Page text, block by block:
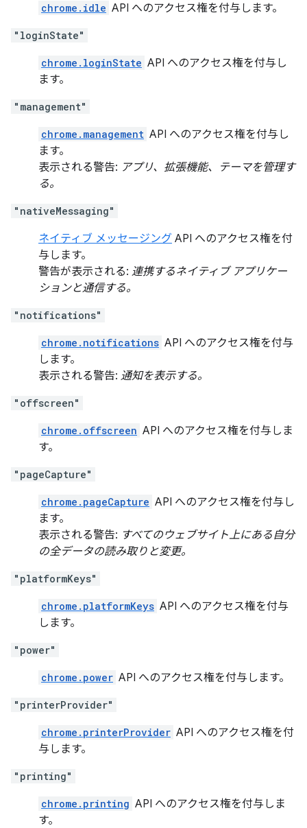
chrome.idle API へのアクセス権を付与します。
"loginState"
chrome.loginState API へのアクセス権を付与し
ます。
"management"
chrome.management API へのアクセス権を付与し
ます。
表示される警告: アプリ、拡張機能、テーマを管理す
る。
"nativeMessaging"
ネイティブ メッセージング API へのアクセス権を付
与します。
警告が表示される: 連携するネイティブ アプリケー
ションと通信する。
"notifications"
chrome.notifications API へのアクセス権を付与
します。
表示される警告: 通知を表示する。
"offscreen"
chrome.offscreen API へのアクセス権を付与しま
す。
"pageCapture"
chrome.pageCapture API へのアクセス権を付与し
ます。
表示される警告: すべてのウェブサイト上にある自分
の全データの読み取りと変更。
"platformKeys"
chrome.platformKeys API へのアクセス権を付与
します。
"power"
chrome.power API へのアクセス権を付与します。
"printerProvider"
chrome.printerProvider API へのアクセス権を付
与します。
"printing"
chrome.printing API へのアクセス権を付与しま
す。